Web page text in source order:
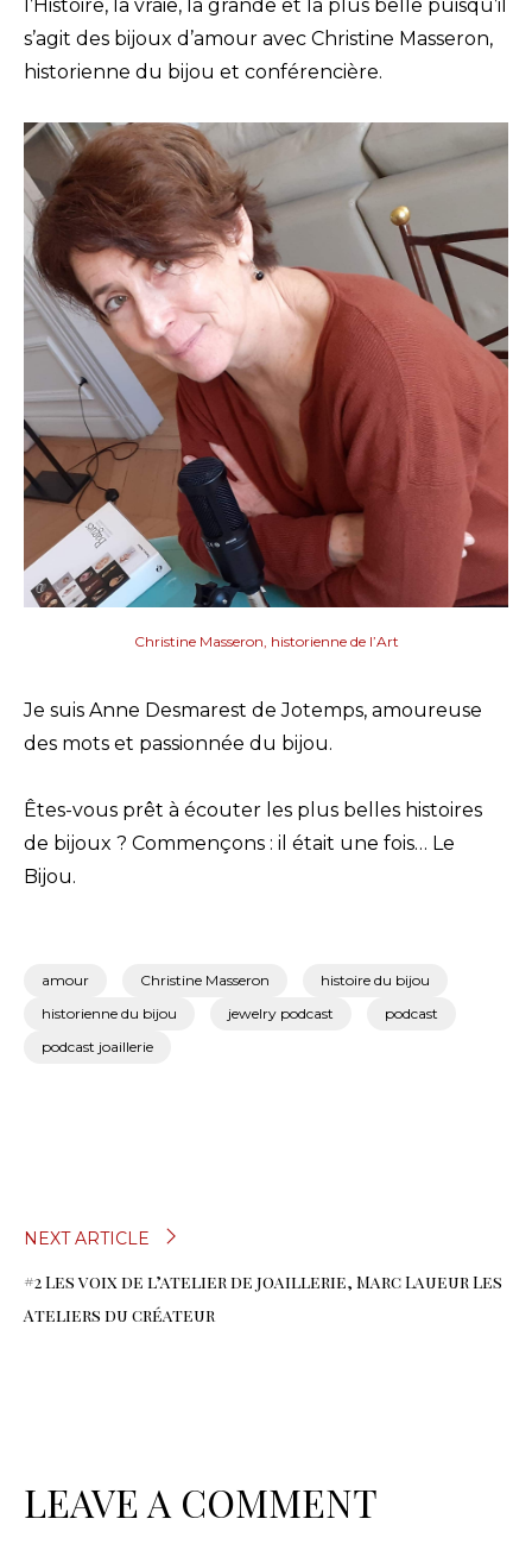
l’Histoire, la vraie, la grande et la plus belle puisqu’il
s’agit des bijoux d’amour avec Christine Masseron,
historienne du bijou et conférencière.
Christine Masseron, historienne de l’Art
Je suis Anne Desmarest de Jotemps, amoureuse
des mots et passionnée du bijou.
Êtes-vous prêt à écouter les plus belles histoires
de bijoux ? Commençons : il était une fois… Le
Bijou.
amour Christine Masseron
histoire du bijou
historienne du bijou
jewelry podcast
podcast
podcast joaillerie
NAVIGATION
DE
NEXT ARTICLE
#2 Les voix de l’atelier de joaillerie, Marc Laueur Les
Ateliers du créateur
LEAVE A COMMENT